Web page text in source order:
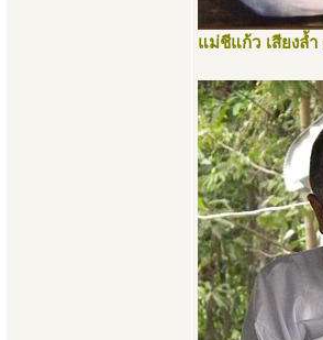
แม่ชีแก้ว เสียงล้ำ